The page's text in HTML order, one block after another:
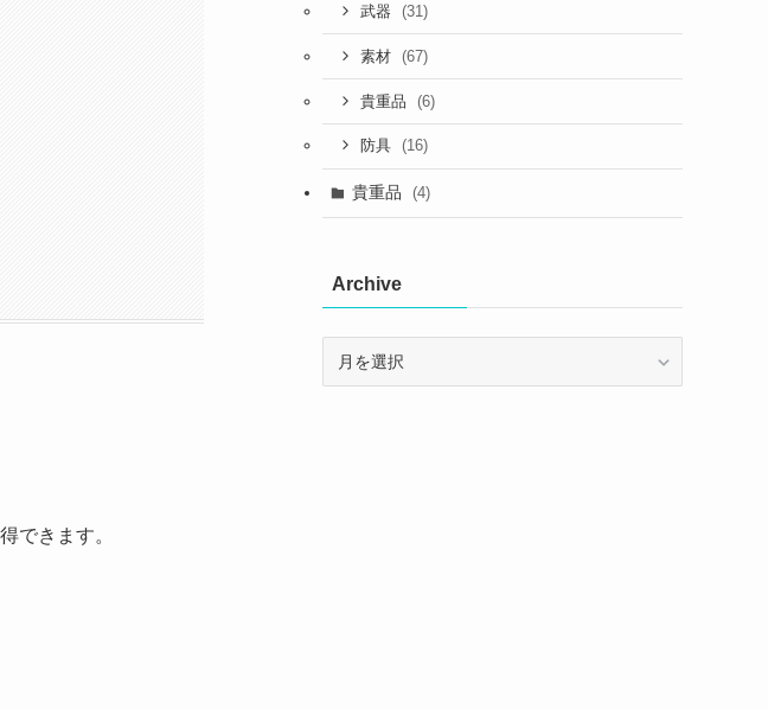
できます。
武器 (31)
素材 (67)
貴重品 (6)
防具 (16)
貴重品 (4)
Archive